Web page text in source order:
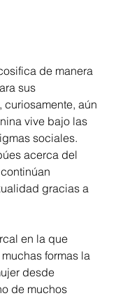
de manera
sus
aún
vive bajo las
sociales.
acerca del
gracias a
en la que
formas la
desde
de muchos